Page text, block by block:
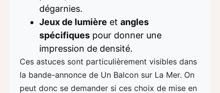
dégarnies.
Jeux de lumière et angles
spécifiques pour donner une
impression de densité.
Ces astuces sont particulièrement visibles dans
la bande-annonce de Un Balcon sur La Mer. On
peut donc se demander si ces choix de mise en